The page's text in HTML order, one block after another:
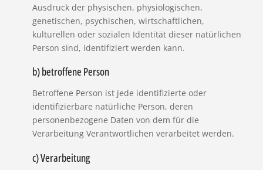
Ausdruck der physischen, physiologischen,
genetischen, psychischen, wirtschaftlichen,
kulturellen oder sozialen Identität dieser natürlichen
Person sind, identifiziert werden kann.
b) betroffene Person
Betroffene Person ist jede identifizierte oder
identifizierbare natürliche Person, deren
personenbezogene Daten von dem für die
Verarbeitung Verantwortlichen verarbeitet werden.
c) Verarbeitung